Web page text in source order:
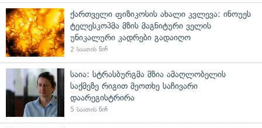
ქართველი ფიზიკოსის ახალი კვლევა: ინოუეს
ტელესკოპმა მზის მაგნიტური ველის
უნიკალური კადრები გადაიღო
2 საათის წინ
საია: სტრასბურგმა მზია ამაღლობელის
საქმეზე რიგით მეოთხე საჩივარი
დაარეგისტრირა
5 საათის წინ